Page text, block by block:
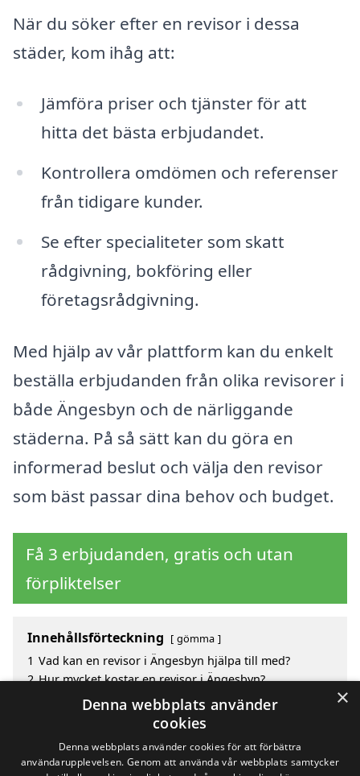
När du söker efter en revisor i dessa
städer, kom ihåg att:
Jämföra priser och tjänster för att
hitta det bästa erbjudandet.
Kontrollera omdömen och referenser
från tidigare kunder.
Se efter specialiteter som skatt
rådgivning, bokföring eller
företagsrådgivning.
Med hjälp av vår plattform kan du enkelt
beställa erbjudanden från olika revisorer i
både Ängesbyn och de närliggande
städerna. På så sätt kan du göra en
informerad beslut och välja den revisor
som bäst passar dina behov och budget.
Få 3 erbjudanden, gratis och utan
förpliktelser
Innehållsförteckning gömma
1 Vad kan en revisor i Ängesbyn hjälpa till med?
2 Hur mycket kostar en revisor i Ängesbyn?
Fördelar med att välja revisor i Ängesbyn
Sök efter en skicklig revisor i de omgivande städerna
×
Denna webbplats använder
cookies
Denna webbplats använder cookies för att förbättra
användarupplevelsen. Genom att använda vår webbplats samtycker